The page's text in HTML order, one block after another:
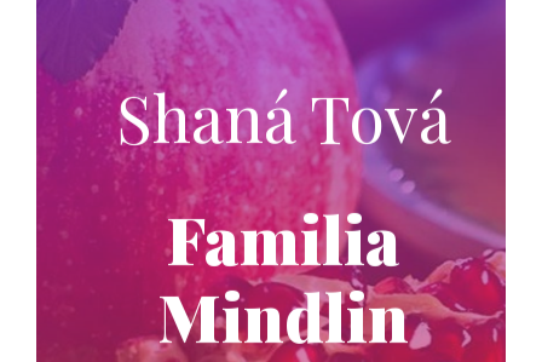
Shaná Tová
Familia
Mindlin